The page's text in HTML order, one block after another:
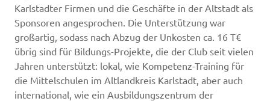
Karlstadter Firmen und die Geschäfte in der Altstadt als
Sponsoren angesprochen. Die Unterstützung war
großartig, sodass nach Abzug der Unkosten ca. 16 T€
übrig sind für Bildungs-Projekte, die der Club seit vielen
Jahren unterstützt: lokal, wie Kompetenz-Training für
die Mittelschulen im Altlandkreis Karlstadt, aber auch
international, wie ein Ausbildungszentrum der